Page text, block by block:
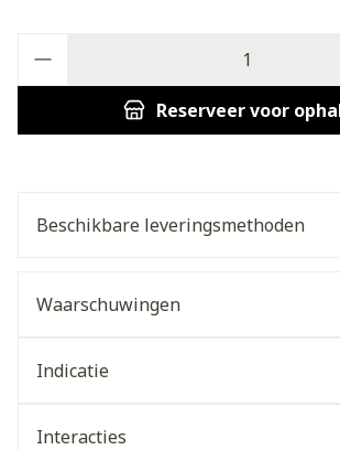
Reserveervoor
Beschikbare leveringsmethoden
Waarschuwingen
Indicatie
Interacties